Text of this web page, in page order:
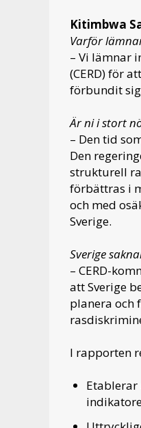
Kitimbwa
Varför
– Vi lämnar
(CERD) för
förbundit
Är ni i stort
– Den tid
Den
strukturell
förbättras i
och med
Sverige.
Sverige
– CERD-
att Sverige
planera och
I rapporten